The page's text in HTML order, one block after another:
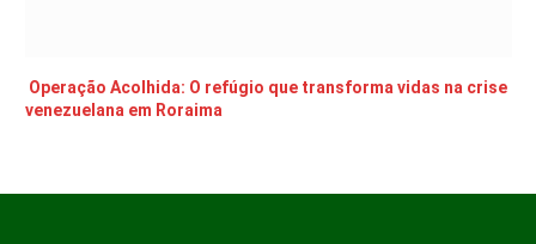
Operação Acolhida: O refúgio que transforma vidas na crise
venezuelana em Roraima